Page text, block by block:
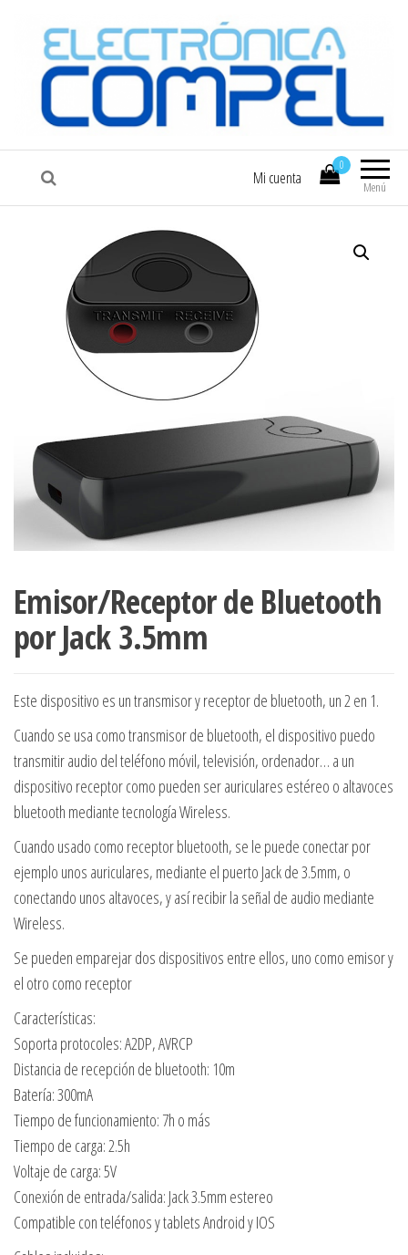
COMPEL Electrónica COMPEL
Menú
0
Mi cuenta
Emisor/Receptor de Bluetooth
por Jack 3.5mm
Este dispositivo es un transmisor y receptor de bluetooth, un 2 en 1.
Cuando se usa como transmisor de bluetooth, el dispositivo puedo
transmitir audio del teléfono móvil, televisión, ordenador… a un
dispositivo receptor como pueden ser auriculares estéreo o altavoces
bluetooth mediante tecnología Wireless.
Cuando usado como receptor bluetooth, se le puede conectar por
ejemplo unos auriculares, mediante el puerto Jack de 3.5mm, o
conectando unos altavoces, y así recibir la señal de audio mediante
Wireless.
Se pueden emparejar dos dispositivos entre ellos, uno como emisor y
el otro como receptor
Características:
Soporta protocoles: A2DP, AVRCP
Distancia de recepción de bluetooth: 10m
Batería: 300mA
Tiempo de funcionamiento: 7h o más
Tiempo de carga: 2.5h
Voltaje de carga: 5V
Conexión de entrada/salida: Jack 3.5mm estereo
Compatible con teléfonos y tablets Android y IOS